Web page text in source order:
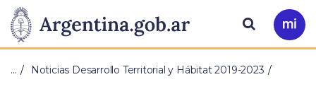
Presidencia
de
Pasar al contenido principal
Ir
a
Buscar
… Noticias Desarrollo Territorial y Hábitat 2019-2023